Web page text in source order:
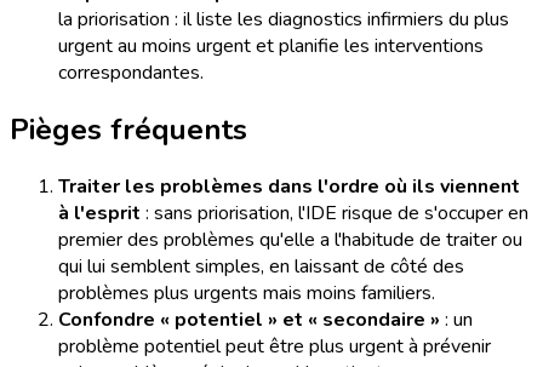
la priorisation : il liste les diagnostics infirmiers du plus
urgent au moins urgent et planifie les interventions
correspondantes.
Pièges fréquents
Traiter les problèmes dans l'ordre où ils viennent
à l'esprit : sans priorisation, l'IDE risque de s'occuper en
premier des problèmes qu'elle a l'habitude de traiter ou
qui lui semblent simples, en laissant de côté des
problèmes plus urgents mais moins familiers.
Confondre « potentiel » et « secondaire » : un
problème potentiel peut être plus urgent à prévenir